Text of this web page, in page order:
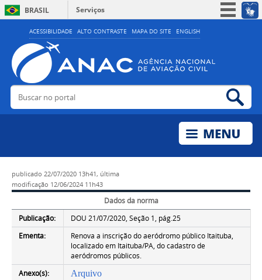
ACESSIBILIDADE ALTO CONTRASTE MAPA DO SITE ENGLISH
BRASIL
Serviços
Simplifique!
Acesso à informação
Legislação
Buscar no portal
publicado 22/07/2020 13h41, última
modificação 12/06/2024 11h43
Dados da norma
Publicação:
DOU 21/07/2020, Seção 1, pág.25
Ementa:
Renova a inscrição do aeródromo público Itaituba,
localizado em Itaituba/PA, do cadastro de
aeródromos públicos.
Anexo(s):
Arquivo